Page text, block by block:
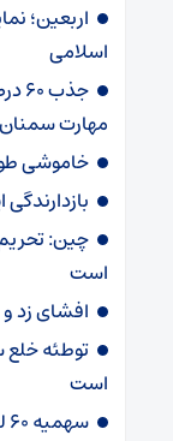
اربعین؛
اسلامی
مهارت سمنان
خاموشی
چین:
است
افشای زد
توطئه
است
سهمیه ۶۰ لیتری بنزین۱۵۰۰ تومانی ادامه دارد